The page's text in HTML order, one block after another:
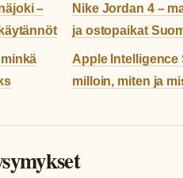
–
Nike Jordan 4 –
ja ostopaikat
Apple Intelligence
milloin, miten ja